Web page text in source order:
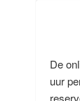
De
uur